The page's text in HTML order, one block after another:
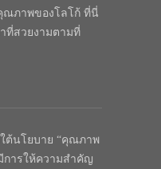
ณภาพของโลโก้ ที่นี่
ที่สวยงามตามที่
ต้นโยบาย “คุณภาพ
การให้ความสำคัญ